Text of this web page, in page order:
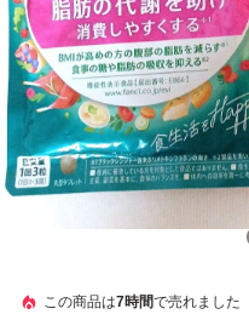
この商品は7時間で売れました